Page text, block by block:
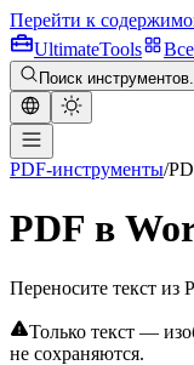
Перейти к
UltimateTools
Поиск
PDF-инструменты/
PDF в
Переносите текст из
Только текст —
не сохраняются.